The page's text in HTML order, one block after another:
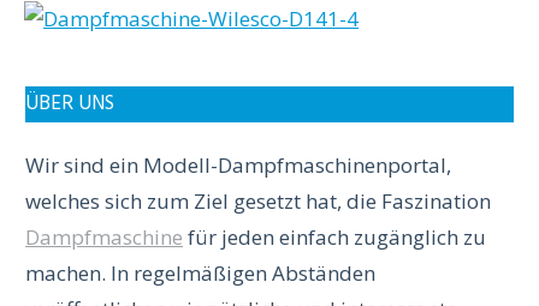
ÜBER UNS
Wir sind ein Modell-Dampfmaschinenportal,
welches sich zum Ziel gesetzt hat, die Faszination
Dampfmaschine für jeden einfach zugänglich zu
machen. In regelmäßigen Abständen